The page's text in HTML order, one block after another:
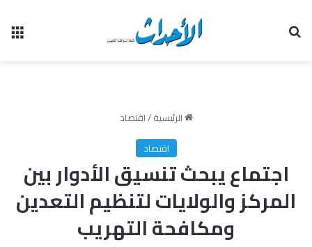
الرئيسية/اقتصاد
اقتصاد
اجتماع يبحث تنسيق الأدوار بين
المركز والولايات لتنظيم التعدين
ومكافحة التهريب